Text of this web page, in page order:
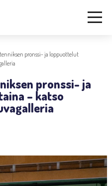
pronssi- ja loppuottelut
pronssi- ja
– katso